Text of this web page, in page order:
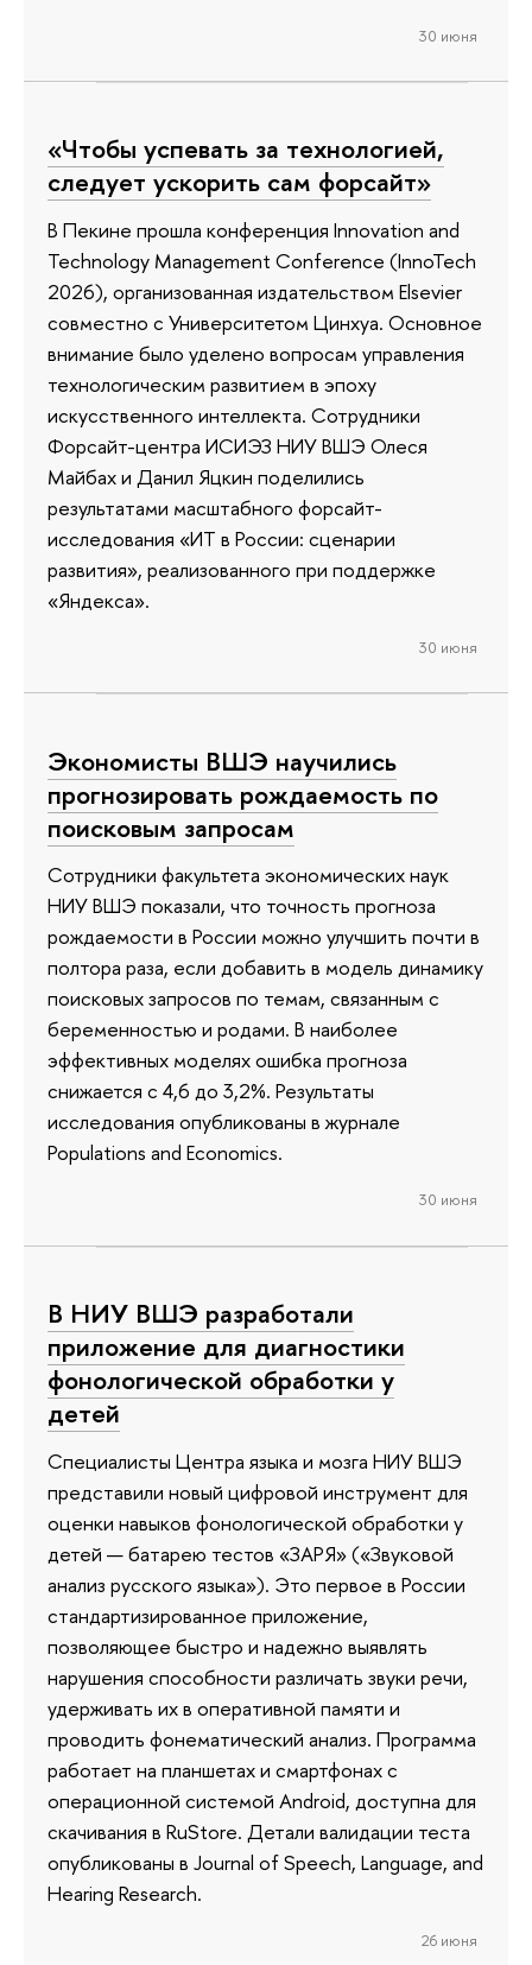
30 июня
«Чтобы успевать за технологией,
следует ускорить сам форсайт»
В Пекине прошла конференция Innovation and
Technology Management Conference (InnoTech
2026), организованная издательством Elsevier
совместно с Университетом Цинхуа. Основное
внимание было уделено вопросам управления
технологическим развитием в эпоху
искусственного интеллекта. Сотрудники
Форсайт-центра ИСИЭЗ НИУ ВШЭ Олеся
Майбах и Данил Яцкин поделились
результатами масштабного форсайт-
исследования «ИТ в России: сценарии
развития», реализованного при поддержке
«Яндекса».
30 июня
Экономисты ВШЭ научились
прогнозировать рождаемость по
поисковым запросам
Сотрудники факультета экономических наук
НИУ ВШЭ показали, что точность прогноза
рождаемости в России можно улучшить почти в
полтора раза, если добавить в модель динамику
поисковых запросов по темам, связанным с
беременностью и родами. В наиболее
эффективных моделях ошибка прогноза
снижается с 4,6 до 3,2%. Результаты
исследования опубликованы в журнале
Populations and Economics.
30 июня
В НИУ ВШЭ разработали
приложение для диагностики
фонологической обработки у
детей
Специалисты Центра языка и мозга НИУ ВШЭ
представили новый цифровой инструмент для
оценки навыков фонологической обработки у
детей — батарею тестов «ЗАРЯ» («Звуковой
анализ русского языка»). Это первое в России
стандартизированное приложение,
позволяющее быстро и надежно выявлять
нарушения способности различать звуки речи,
удерживать их в оперативной памяти и
проводить фонематический анализ. Программа
работает на планшетах и смартфонах с
операционной системой Android, доступна для
скачивания в RuStore. Детали валидации теста
опубликованы в Journal of Speech, Language, and
Hearing Research.
26 июня